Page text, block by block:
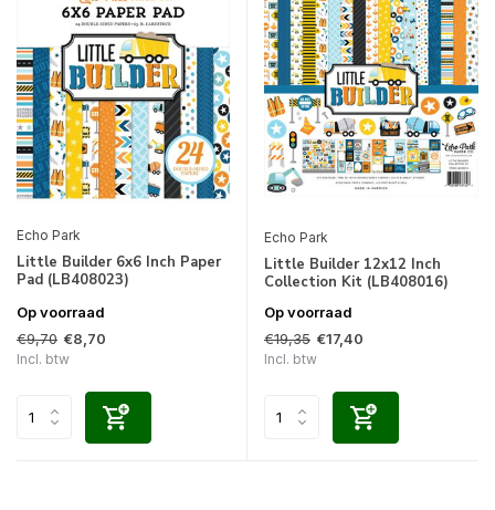
Echo Park
Little Builder 6x6 Inch Paper
Pad (LB408023)
Op voorraad
€9,70 €8,70
Incl. btw
Echo Park
Little Builder 12x12 Inch
Collection Kit (LB408016)
Op voorraad
€19,35 €17,40
Incl. btw